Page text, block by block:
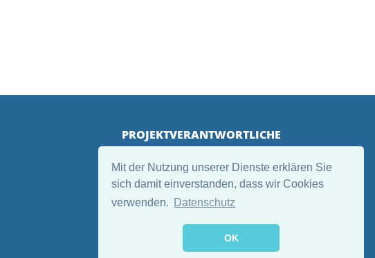
Mit der Nutzung unserer Dienste erklären Sie
sich damit einverstanden, dass wir Cookies
verwenden.
Datenschutz
OK
PROJEKTVERANTWORTLICHE